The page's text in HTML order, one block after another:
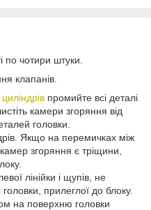
по чотири штуки.
клапанів.
промийте всі деталі
камери згоряння від
головки.
Якщо на перемичках між
згоряння є тріщини,
лінійки і щупів, не
прилеглої до блоку.
на поверхню головки